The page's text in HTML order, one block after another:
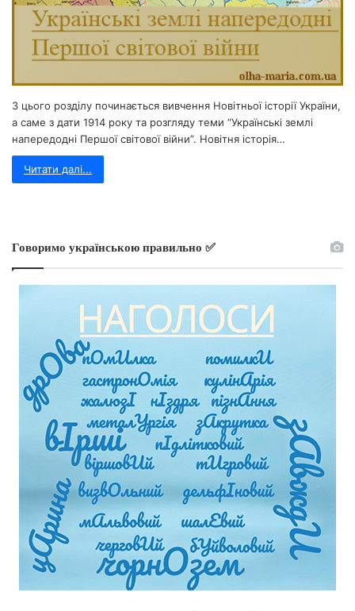
З цього розділу починається вивчення Новітньої історії України,
а саме з дати 1914 року та розгляду теми “Українські землі
напередодні Першої світової війни”. Новітня історія…
Читати далі...
Говоримо українською правильно ✅